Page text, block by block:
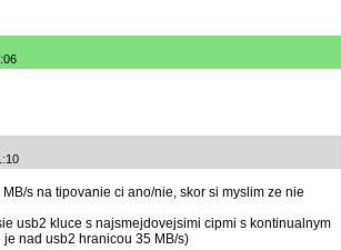
s na tipovanie ci ano/nie, skor si myslim ze nie
usb2 kluce s najsmejdovejsimi cipmi s kontinualnym
nad usb2 hranicou 35 MB/s)